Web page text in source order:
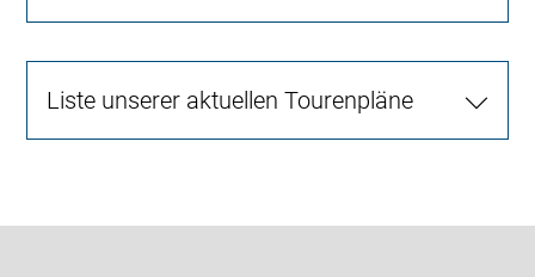
Liste unserer aktuellen Tourenpläne